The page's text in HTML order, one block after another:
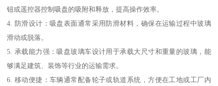
钮或遥控器控制吸盘的吸附和释放，提高操作效率。
4. 防滑设计：吸盘表面通常采用防滑材料，确保在运输过程中玻璃
滑动或脱落。
5. 承载能力强：吸盘玻璃车设计用于承载大尺寸和重量的玻璃，能
够满足建筑、装饰等行业的运输需求。
6. 移动便捷：车辆通常配备轮子或轨道系统，方便在工地或工厂内